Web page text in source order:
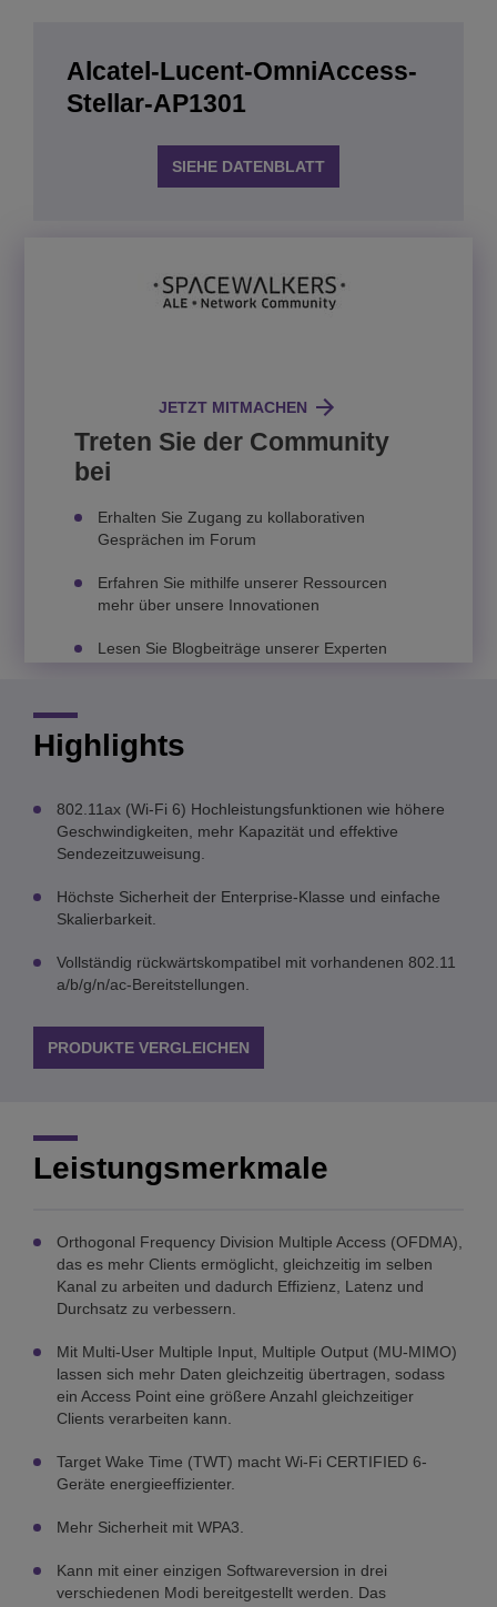
Alcatel-Lucent-OmniAccess-
Stellar-AP1301
SIEHE DATENBLATT
JETZT MITMACHEN
Treten Sie der Community
bei
Erhalten Sie Zugang zu kollaborativen
Gesprächen im Forum
Erfahren Sie mithilfe unserer Ressourcen
mehr über unsere Innovationen
Lesen Sie Blogbeiträge unserer Experten
Highlights
802.11ax (Wi-Fi 6) Hochleistungsfunktionen wie höhere
Geschwindigkeiten, mehr Kapazität und effektive
Sendezeitzuweisung.
Höchste Sicherheit der Enterprise-Klasse und einfache
Skalierbarkeit.
Vollständig rückwärtskompatibel mit vorhandenen 802.11
a/b/g/n/ac-Bereitstellungen.
PRODUKTE VERGLEICHEN
Leistungsmerkmale
Orthogonal Frequency Division Multiple Access (OFDMA),
das es mehr Clients ermöglicht, gleichzeitig im selben
Kanal zu arbeiten und dadurch Effizienz, Latenz und
Durchsatz zu verbessern.
Mit Multi-User Multiple Input, Multiple Output (MU-MIMO)
lassen sich mehr Daten gleichzeitig übertragen, sodass
ein Access Point eine größere Anzahl gleichzeitiger
Clients verarbeiten kann.
Target Wake Time (TWT) macht Wi-Fi CERTIFIED 6-
Geräte energieeffizienter.
Mehr Sicherheit mit WPA3.
Kann mit einer einzigen Softwareversion in drei
verschiedenen Modi bereitgestellt werden. Das